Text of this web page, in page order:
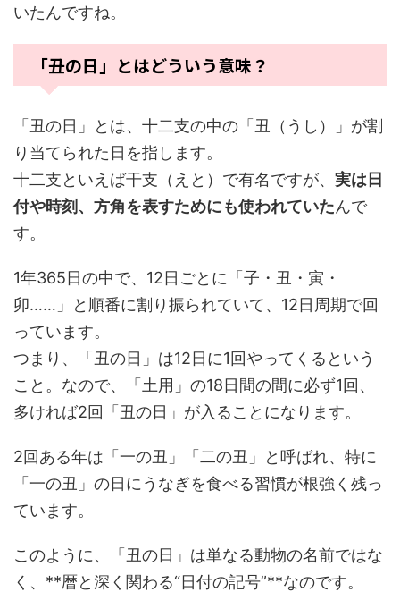
いたんですね。
「丑の日」とはどういう意味？
「丑の日」とは、十二支の中の「丑（うし）」が割
り当てられた日を指します。
十二支といえば干支（えと）で有名ですが、 実は日
付や時刻、方角を表すためにも使われていたんで
す。
1年365日の中で、12日ごとに「子・丑・寅・
卯……」と順番に割り振られていて、12日周期で回
っています。
つまり、「丑の日」は12日に1回やってくるという
こと。なので、「土用」の18日間の間に必ず1回、
多ければ2回「丑の日」が入ることになります。
2回ある年は「一の丑」「二の丑」と呼ばれ、特に
「一の丑」の日にうなぎを食べる習慣が根強く残っ
ています。
このように、「丑の日」は単なる動物の名前ではな
く、**暦と深く関わる“日付の記号”**なのです。